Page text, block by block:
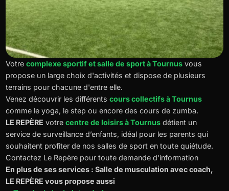
Votrecomplexe sportif et salle de sport à Tournus vous
propose un large choix d'activités et dispose de plusieurs
terrains pour chacune d'entre elle.
Venez découvrir les différentscours collectifs à Tournus
comme le yoga, le step ou encore des cours de zumba.
LE REPÈRE votrecentre de loisirs à Tournus détient un
service de surveillance d’enfants, idéal pour les parents qui
souhaitent profiter de nos salles de sport en toute quiétude.
Contactez Le Repère pour toute demande d'information
En plus de ses services : Salle de musculation avec coach,
LE REPÈRE vous propose aussi